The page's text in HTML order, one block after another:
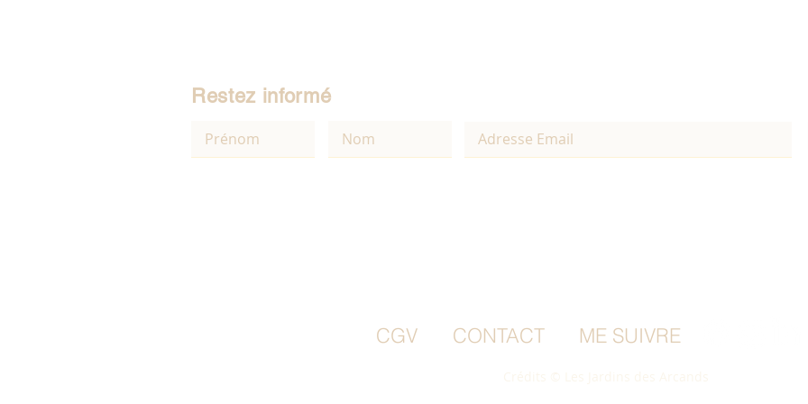
Restez informé
CONTACT
CGV ME SUIVRE